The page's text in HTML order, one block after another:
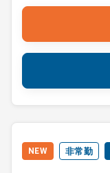
NEW 非常勤